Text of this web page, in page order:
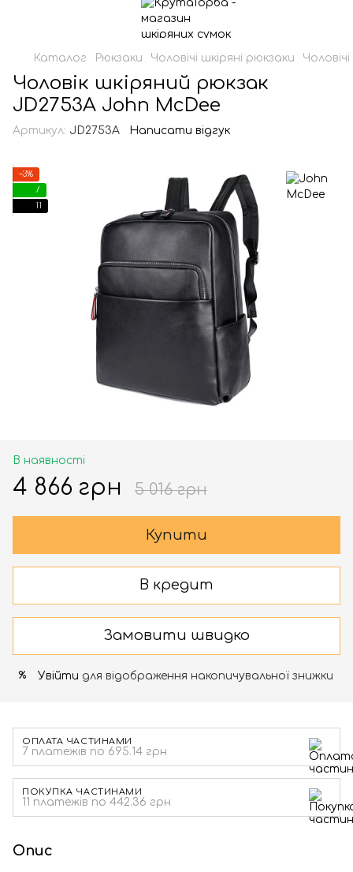
Каталог Рюкзаки Чоловічі шкіряні рюкзаки
Чоловік шкіряний рюкзак
JD2753A John McDee
Артикул: JD2753A Написати відгук
−3%
7
11
В наявності
4 866 грн 5 016 грн
Купити
В кредит
Замовити швидко
% Увійти для відображення накопичувальної знижки
ОПЛАТА ЧАСТИНАМИ
7 платежів по 695.14 грн
ПОКУПКА ЧАСТИНАМИ
11 платежів по 442.36 грн
Опис